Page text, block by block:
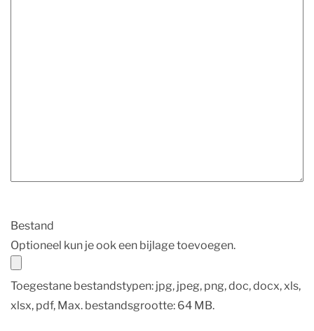
Bestand
Optioneel kun je ook een bijlage toevoegen.
Toegestane bestandstypen: jpg, jpeg, png, doc, docx, xls,
xlsx, pdf, Max. bestandsgrootte: 64 MB.